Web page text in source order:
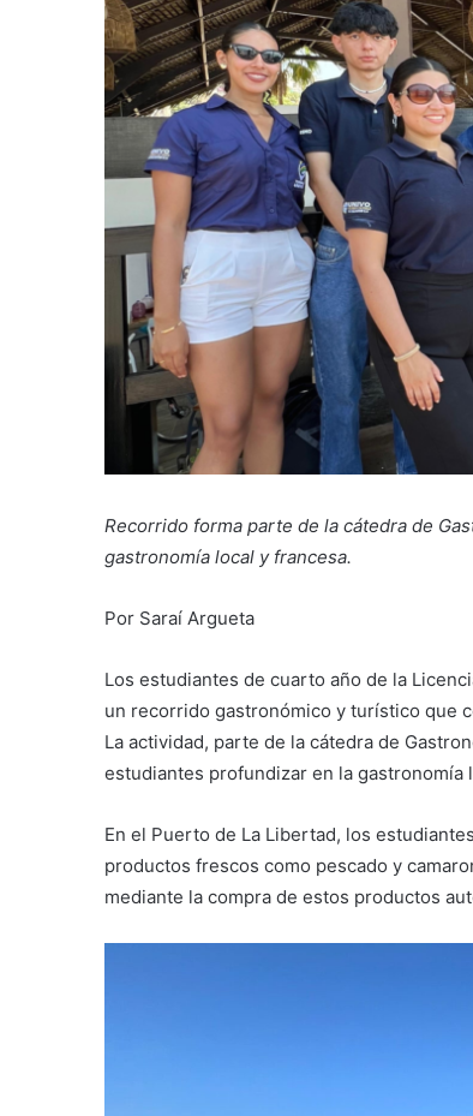
Recorrido forma parte de la cátedra de
gastronomía local y francesa.
Por Saraí Argueta
Los estudiantes de cuarto año de la
un recorrido gastronómico y turístico que
La actividad, parte de la cátedra de
estudiantes profundizar en la
En el Puerto de La Libertad, los
productos frescos como pescado y
mediante la compra de estos productos